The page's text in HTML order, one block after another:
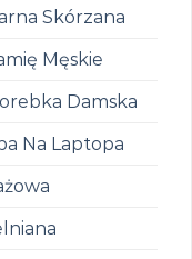
Skórzana
Męskie
Damska
Na Laptopa